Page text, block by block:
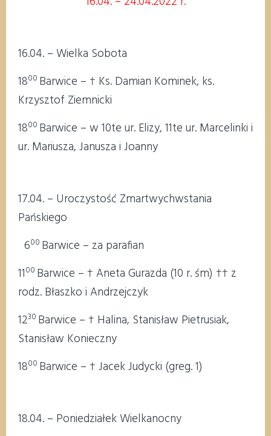
16.04. – Wielka Sobota
1800 Barwice – † Ks. Damian Kominek, ks.
Krzysztof Ziemnicki
1800 Barwice – w 10te ur. Elizy, 11te ur. Marcelinki i
ur. Mariusza, Janusza i Joanny
17.04. – Uroczystość Zmartwychwstania
Pańskiego
600 Barwice – za parafian
1100 Barwice – † Aneta Gurazda (10 r. śm) †† z
rodz. Błaszko i Andrzejczyk
1230 Barwice – † Halina, Stanisław Pietrusiak,
Stanisław Konieczny
1800 Barwice – † Jacek Judycki (greg. 1)
18.04. – Poniedziałek Wielkanocny